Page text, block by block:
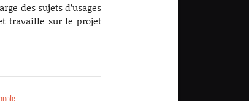
des sujets d’usages
travaille sur le projet